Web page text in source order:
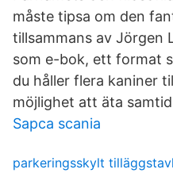
måste tipsa om den
tillsammans av Jörgen
som e-bok, ett format
du håller flera kaniner
möjlighet att äta
Sapca scania
parkeringsskylt